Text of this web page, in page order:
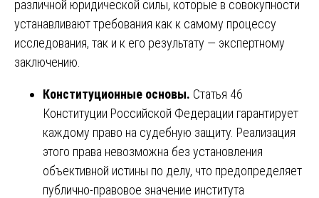
различной юридической силы, которые в совокупности
устанавливают требования как к самому процессу
исследования, так и к его результату — экспертному
заключению.
Конституционные основы. Статья 46
Конституции Российской Федерации гарантирует
каждому право на судебную защиту. Реализация
этого права невозможна без установления
объективной истины по делу, что предопределяет
публично-правовое значение института